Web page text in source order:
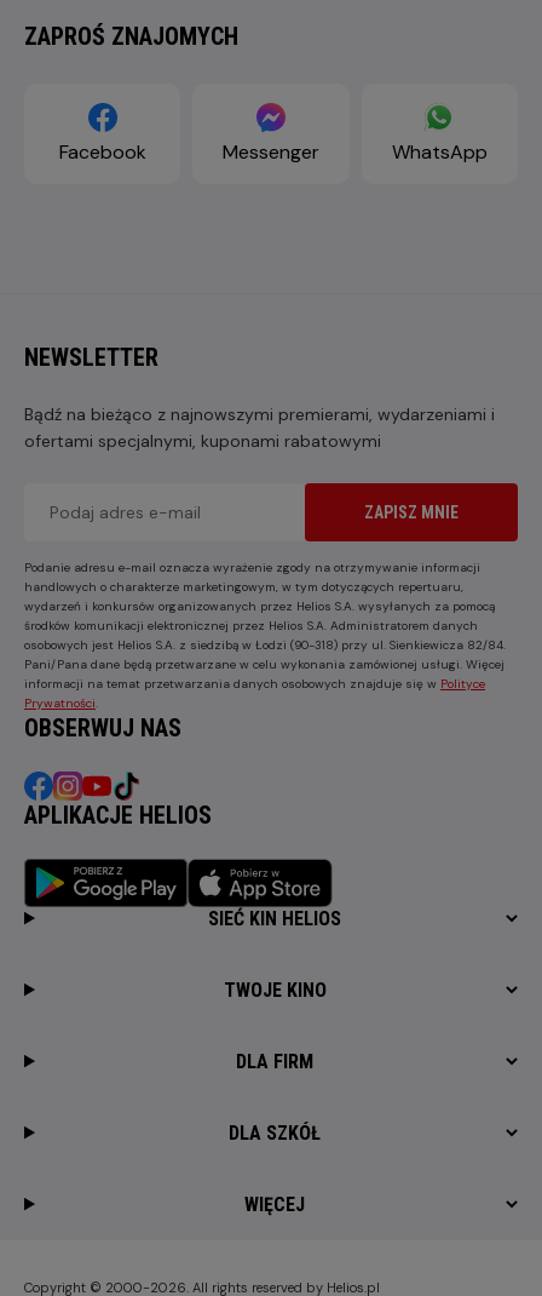
ZAPROŚ ZNAJOMYCH
Facebook Messenger WhatsApp
NEWSLETTER
Bądź na bieżąco z najnowszymi premierami, wydarzeniami i
ofertami specjalnymi, kuponami rabatowymi
ZAPISZ MNIE
Podanie adresu e-mail oznacza wyrażenie zgody na otrzymywanie informacji
handlowych o charakterze marketingowym, w tym dotyczących repertuaru,
wydarzeń i konkursów organizowanych przez Helios S.A. wysyłanych za pomocą
środków komunikacji elektronicznej przez Helios S.A. Administratorem danych
osobowych jest Helios S.A. z siedzibą w Łodzi (90-318) przy ul. Sienkiewicza 82/84.
Pani/Pana dane będą przetwarzane w celu wykonania zamówionej usługi. Więcej
informacji na temat przetwarzania danych osobowych znajduje się w Polityce
Prywatności
OBSERWUJ NAS
APLIKACJE HELIOS
SIEĆ KIN HELIOS
TWOJE KINO
DLA FIRM
DLA SZKÓŁ
WIĘCEJ
Copyright © 2000-2026. All rights reserved by Helios.pl